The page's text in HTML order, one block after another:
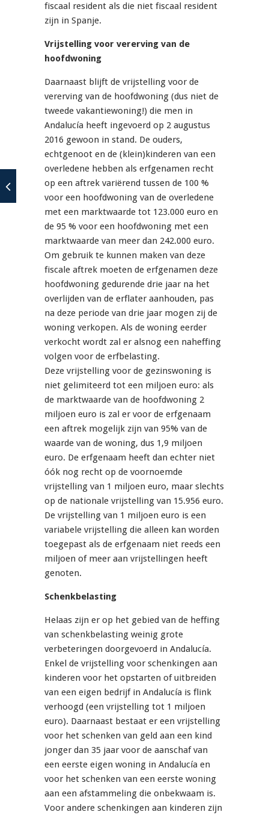
fiscaal resident als die niet fiscaal resident
zijn in Spanje.
Vrijstelling voor vererving van de
hoofdwoning
Daarnaast blijft de vrijstelling voor de
vererving van de hoofdwoning (dus niet de
tweede vakantiewoning!) die men in
Andalucía heeft ingevoerd op 2 augustus
2016 gewoon in stand. De ouders,
echtgenoot en de (klein)kinderen van een
overledene hebben als erfgenamen recht
op een aftrek variërend tussen de 100 %
voor een hoofdwoning van de overledene
met een marktwaarde tot 123.000 euro en
de 95 % voor een hoofdwoning met een
marktwaarde van meer dan 242.000 euro.
Om gebruik te kunnen maken van deze
fiscale aftrek moeten de erfgenamen deze
hoofdwoning gedurende drie jaar na het
overlijden van de erflater aanhouden, pas
na deze periode van drie jaar mogen zij de
woning verkopen. Als de woning eerder
verkocht wordt zal er alsnog een naheffing
volgen voor de erfbelasting.
Deze vrijstelling voor de gezinswoning is
niet gelimiteerd tot een miljoen euro: als
de marktwaarde van de hoofdwoning 2
miljoen euro is zal er voor de erfgenaam
een aftrek mogelijk zijn van 95% van de
waarde van de woning, dus 1,9 miljoen
euro. De erfgenaam heeft dan echter niet
óók nog recht op de voornoemde
vrijstelling van 1 miljoen euro, maar slechts
op de nationale vrijstelling van 15.956 euro.
De vrijstelling van 1 miljoen euro is een
variabele vrijstelling die alleen kan worden
toegepast als de erfgenaam niet reeds een
miljoen of meer aan vrijstellingen heeft
genoten.
Schenkbelasting
Helaas zijn er op het gebied van de heffing
van schenkbelasting weinig grote
verbeteringen doorgevoerd in Andalucía.
Enkel de vrijstelling voor schenkingen aan
kinderen voor het opstarten of uitbreiden
van een eigen bedrijf in Andalucía is flink
verhoogd (een vrijstelling tot 1 miljoen
euro). Daarnaast bestaat er een vrijstelling
voor het schenken van geld aan een kind
jonger dan 35 jaar voor de aanschaf van
een eerste eigen woning in Andalucía en
voor het schenken van een eerste woning
aan een afstammeling die onbekwaam is.
Voor andere schenkingen aan kinderen zijn